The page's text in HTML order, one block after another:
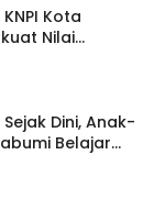
Kota
Nilai
Dini, Anak-
Belajar